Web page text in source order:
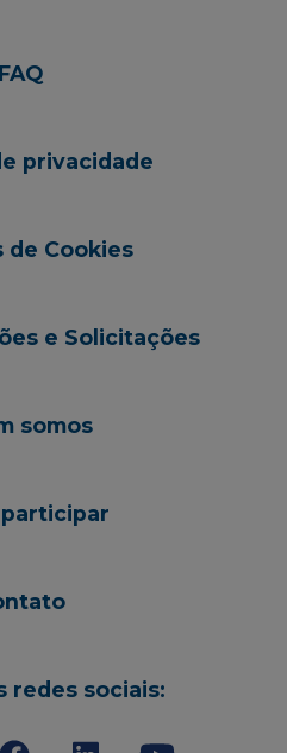
FAQ
privacidade
de Cookies
e Solicitações
somos
participar
redes sociais: